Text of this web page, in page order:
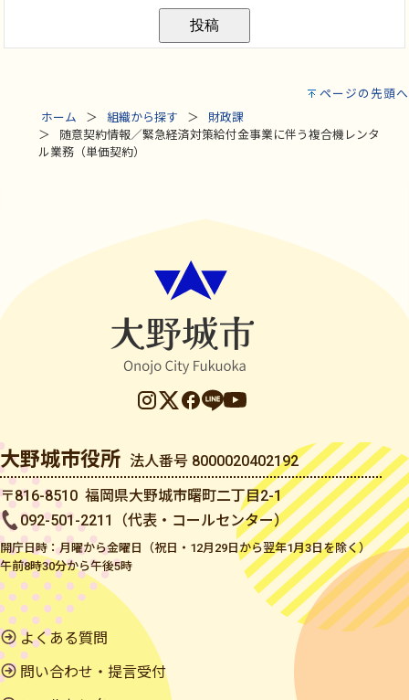
ページの先頭へ
ホーム
組織から探す
財政課
随意契約情報／緊急経済対策給付金事業に伴う複合機レンタ
ル業務（単価契約）
大野城市役所 法人番号 8000020402192
〒816-8510 福岡県大野城市曙町二丁目2-1
092-501-2211（代表・コールセンター）
開庁日時：月曜から金曜日（祝日・12月29日から翌年1月3日を除く）
午前8時30分から午後5時
よくある質問
問い合わせ・提言受付